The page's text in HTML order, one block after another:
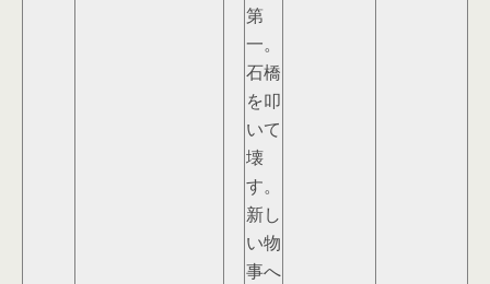
第
一。
石橋
を叩
いて
壊
す。
新し
い物
事へ